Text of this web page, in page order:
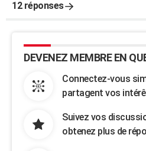
12 réponses
DEVENEZ MEMBRE EN
Connectez-vous
partagent vos
Suivez vos
obtenez plus de